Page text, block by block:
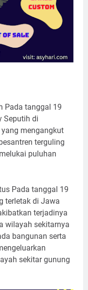
Pada tanggal 19
Seputih di
mengangkut
terguling
puluhan
Pada tanggal 19
terletak di Jawa
terjadinya
wilayah sekitarnya
bangunan serta
sekitar gunung